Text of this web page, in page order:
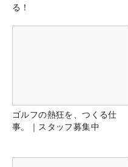
る！
ゴルフの熱狂を、つくる仕
事。｜スタッフ募集中